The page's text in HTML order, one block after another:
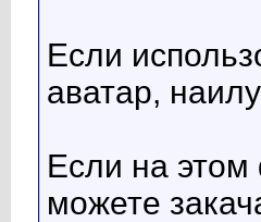
Если
аватар,
Если на
можете